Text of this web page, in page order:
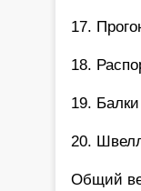
17.
18.
19.
20.
Общий